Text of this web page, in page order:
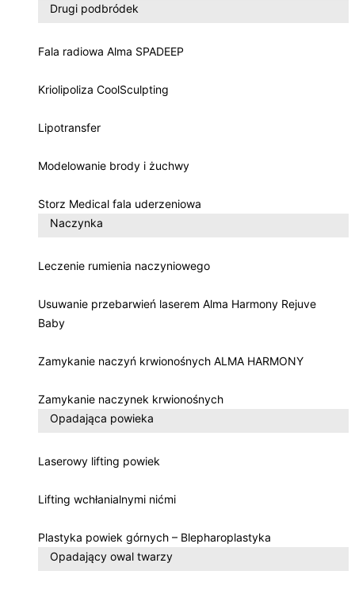
Drugi podbródek
Fala radiowa Alma SPADEEP
Kriolipoliza CoolSculpting
Lipotransfer
Modelowanie brody i żuchwy
Storz Medical fala uderzeniowa
Naczynka
Leczenie rumienia naczyniowego
Usuwanie przebarwień laserem Alma Harmony Rejuve
Baby
Zamykanie naczyń krwionośnych ALMA HARMONY
Zamykanie naczynek krwionośnych
Opadająca powieka
Laserowy lifting powiek
Lifting wchłanialnymi nićmi
Plastyka powiek górnych – Blepharoplastyka
Opadający owal twarzy